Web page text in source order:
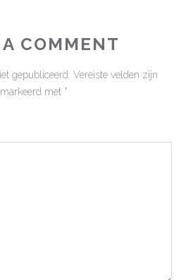
COMMENT
gepubliceerd. Vereiste velden zijn
met *